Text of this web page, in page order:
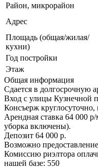
Район, микрорайон
Адрес
Площадь (общая/жилая/
кухни)
Год постройки
Этаж
Общая информация
Сдается в долгосрочную
Вход с улицы Кузнечной
Консъерж
Арендная ставка 64 000
уборка включены).
Депозит 64 000 р.
Возможно
Комиссию риэлтора
нашей базе: 550